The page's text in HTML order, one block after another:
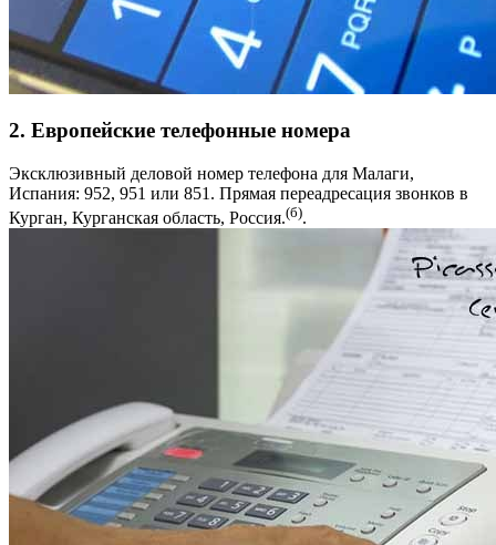
2. Европейские телефонные номера
Эксклюзивный деловой номер телефона для Малаги,
Испания: 952, 951 или 851. Прямая переадресация звонков в
Курган, Курганская область, Россия.(б).